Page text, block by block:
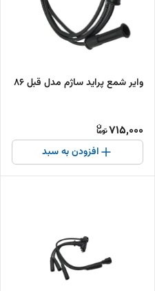
وایر شمع پراید ساژم مدل قبل 86
715,000
افزودن به سبد